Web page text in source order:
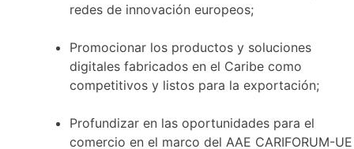
redes de innovación europeos;
Promocionar los productos y soluciones
digitales fabricados en el Caribe como
competitivos y listos para la exportación;
Profundizar en las oportunidades para el
comercio en el marco del AAE CARIFORUM-UE